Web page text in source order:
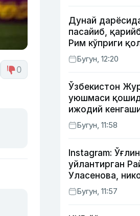
0
Дунай
пасайиб,
Рим кўприги
кўринди
Бугун, 12:20
Ўзбекистон
уюшмаси
ижодий
этилди
Бугун, 11:58
Instagram:
уйлантирган
Уласенова,
йиллигини
актёрлари ва
Бугун, 11:57